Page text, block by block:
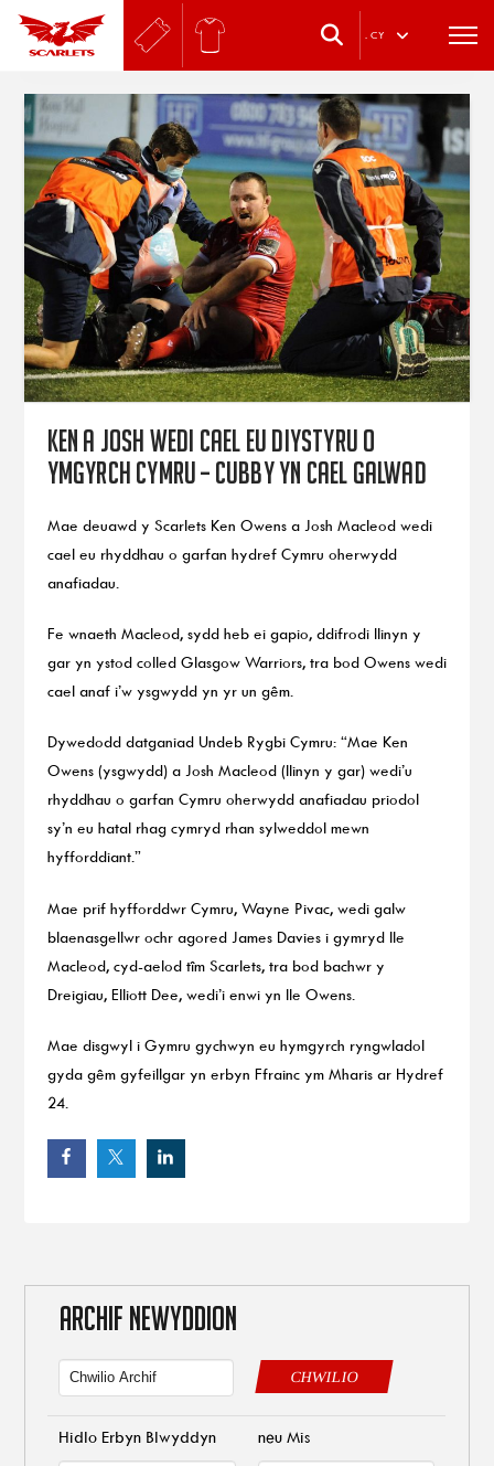
. CY
Ken a Josh wedi cael eu diystyru o
ymgyrch Cymru – Cubby yn cael galwad
Mae deuawd y Scarlets Ken Owens a Josh Macleod wedi
cael eu rhyddhau o garfan hydref Cymru oherwydd
anafiadau.
Fe wnaeth Macleod, sydd heb ei gapio, ddifrodi llinyn y
gar yn ystod colled Glasgow Warriors, tra bod Owens wedi
cael anaf i’w ysgwydd yn yr un gêm.
Dywedodd datganiad Undeb Rygbi Cymru: “Mae Ken
Owens (ysgwydd) a Josh Macleod (llinyn y gar) wedi’u
rhyddhau o garfan Cymru oherwydd anafiadau priodol
sy’n eu hatal rhag cymryd rhan sylweddol mewn
hyfforddiant.”
Mae prif hyfforddwr Cymru, Wayne Pivac, wedi galw
blaenasgellwr ochr agored James Davies i gymryd lle
Macleod, cyd-aelod tîm Scarlets, tra bod bachwr y
Dreigiau, Elliott Dee, wedi’i enwi yn lle Owens.
Mae disgwyl i Gymru gychwyn eu hymgyrch ryngwladol
gyda gêm gyfeillgar yn erbyn Ffrainc ym Mharis ar Hydref
24.
ARCHIF NEWYDDION
CHWILIO
Hidlo Erbyn Blwyddyn neu Mis